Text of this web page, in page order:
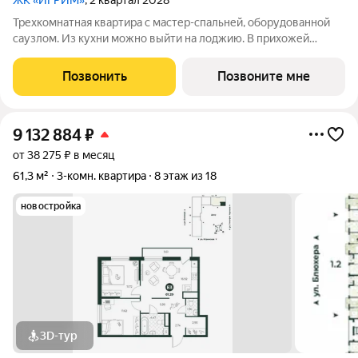
Трехкомнатная квартира с мастер-спальней, оборудованной
саузлом. Из кухни можно выйти на лоджию. В прихожей
есть постирочная, из которой, при желании, можно сделать
гостевой санузел. Окна
Позвонить Позвоните мне
9 132 884₽
от 38 275 ₽ в месяц
61,3 м²
3-комн. квартира 8 этаж из 18
новостройка
3D-тур